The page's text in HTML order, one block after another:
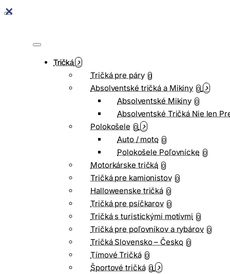
Tričká
Tričká pre páry 0
Absolventské tričká a Mikiny 0
Absolventské Mikiny 0
Absolventské Tričká Nie len
Polokošele 0
Auto / moto 0
Polokošele Poľovnícke 0
Motorkárske tričká 0
Tričká pre kamionistov 0
Halloweenske tričká 0
Tričká pre psíčkarov 0
Tričká s turistickými motívmi 0
Tričká pre poľovníkov a rybárov 0
Tričká Slovensko – Česko 0
Tímové Tričká 0
Športové tričká 0